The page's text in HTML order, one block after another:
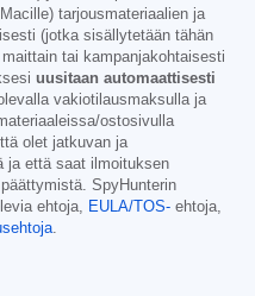
tarjousmateriaalien ja
(jotka sisällytetään tähän
tai kampanjakohtaisesti
uusitaan automaattisesti
vakiotilausmaksulla ja
ostosivulla
olet jatkuvan ja
ja että saat ilmoituksen
SpyHunterin
ehtoja, EULA/TOS- ehtoja,
.